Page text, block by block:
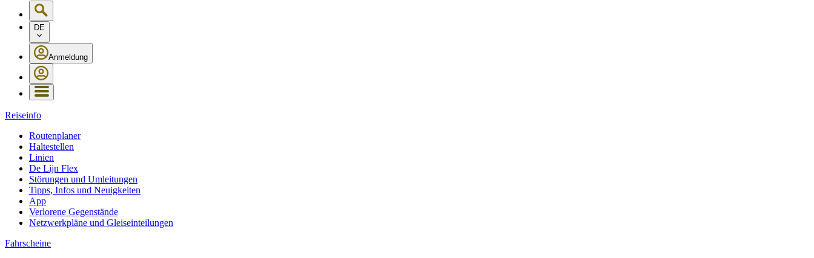
DE
Anmeldung
Reiseinfo
Routenplaner
Haltestellen
Linien
De Lijn Flex
Störungen und Umleitungen
Tipps, Infos und Neuigkeiten
App
Verlorene Gegenstände
Netzwerkpläne und Gleiseinteilungen
Fahrscheine